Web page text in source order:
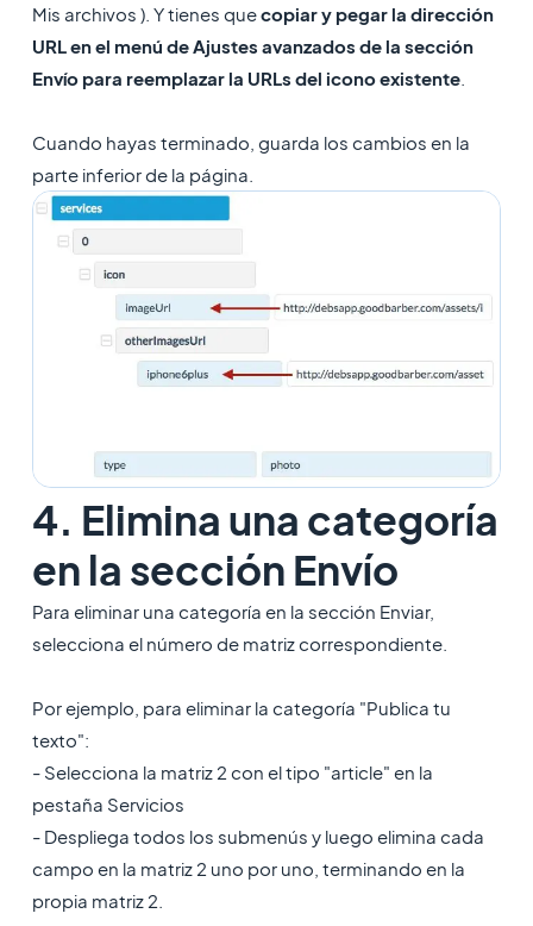
Mis archivos ). Y tienes quecopiar y pegar la dirección
URL en el menú de Ajustes avanzados de la sección
Envío para reemplazar la URLs del icono existente.
Cuando hayas terminado, guarda los cambios en la
parte inferior de la página.
4. Elimina una categoría
en la sección Envío
Para eliminar una categoría en la sección Enviar,
selecciona el número de matriz correspondiente.
Por ejemplo, para eliminar la categoría "Publica tu
texto":
- Selecciona la matriz 2 con el tipo "article" en la
pestaña Servicios
- Despliega todos los submenús y luego elimina cada
campo en la matriz 2 uno por uno, terminando en la
propia matriz 2.